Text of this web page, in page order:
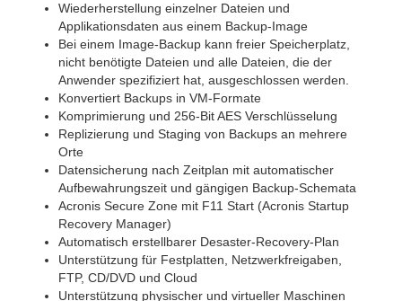
Wiederherstellung einzelner Dateien und
Applikationsdaten aus einem Backup-Image
Bei einem Image-Backup kann freier Speicherplatz,
nicht benötigte Dateien und alle Dateien, die der
Anwender spezifiziert hat, ausgeschlossen werden.
Konvertiert Backups in VM-Formate
Komprimierung und 256-Bit AES Verschlüsselung
Replizierung und Staging von Backups an mehrere
Orte
Datensicherung nach Zeitplan mit automatischer
Aufbewahrungszeit und gängigen Backup-Schemata
Acronis Secure Zone mit F11 Start (Acronis Startup
Recovery Manager)
Automatisch erstellbarer Desaster-Recovery-Plan
Unterstützung für Festplatten, Netzwerkfreigaben,
FTP, CD/DVD und Cloud
Unterstützung physischer und virtueller Maschinen